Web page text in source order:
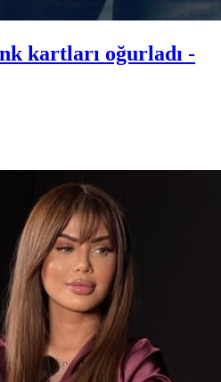
kartları oğurladı -